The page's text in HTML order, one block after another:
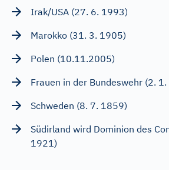
Irak/USA (27. 6. 1993)
Marokko (31. 3. 1905)
Polen (10.11.2005)
Frauen in der Bundeswehr (2.
Schweden (8. 7. 1859)
Südirland wird Dominion des
1921)